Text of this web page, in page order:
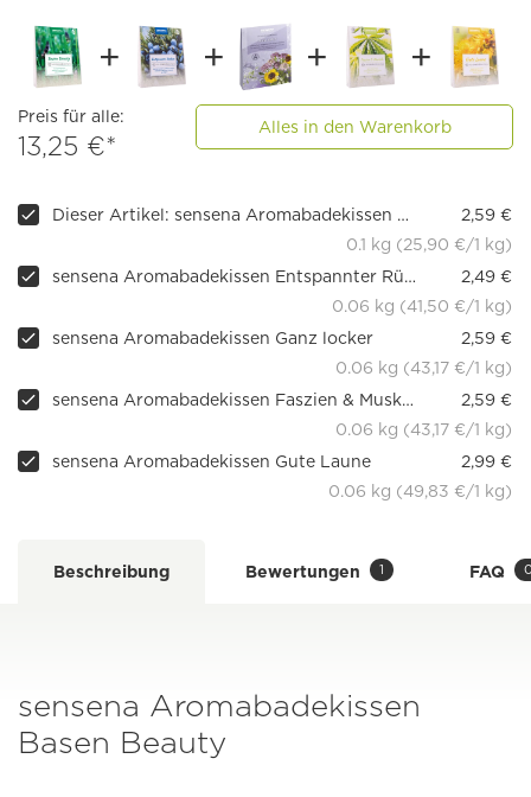
Preis für alle:
13,25 €*
Alles in den Warenkorb
Dieser Artikel: sensena Aromabadekissen Basen Beauty
2,59 €
0.1 kg (25,90 €/1 kg)
sensena Aromabadekissen Entspannter Rücken
2,49 €
0.06 kg (41,50 €/1 kg)
sensena Aromabadekissen Ganz locker
2,59 €
0.06 kg (43,17 €/1 kg)
sensena Aromabadekissen Faszien & Muskeln
2,59 €
0.06 kg (43,17 €/1 kg)
sensena Aromabadekissen Gute Laune
2,99 €
0.06 kg (49,83 €/1 kg)
Beschreibung Bewertungen 1 FAQ
sensena Aromabadekissen
Basen Beauty